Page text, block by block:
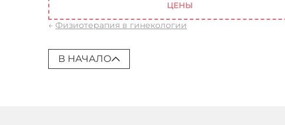
ЦЕНЫ
← Физиотерапия в гинекологии
В НАЧАЛО